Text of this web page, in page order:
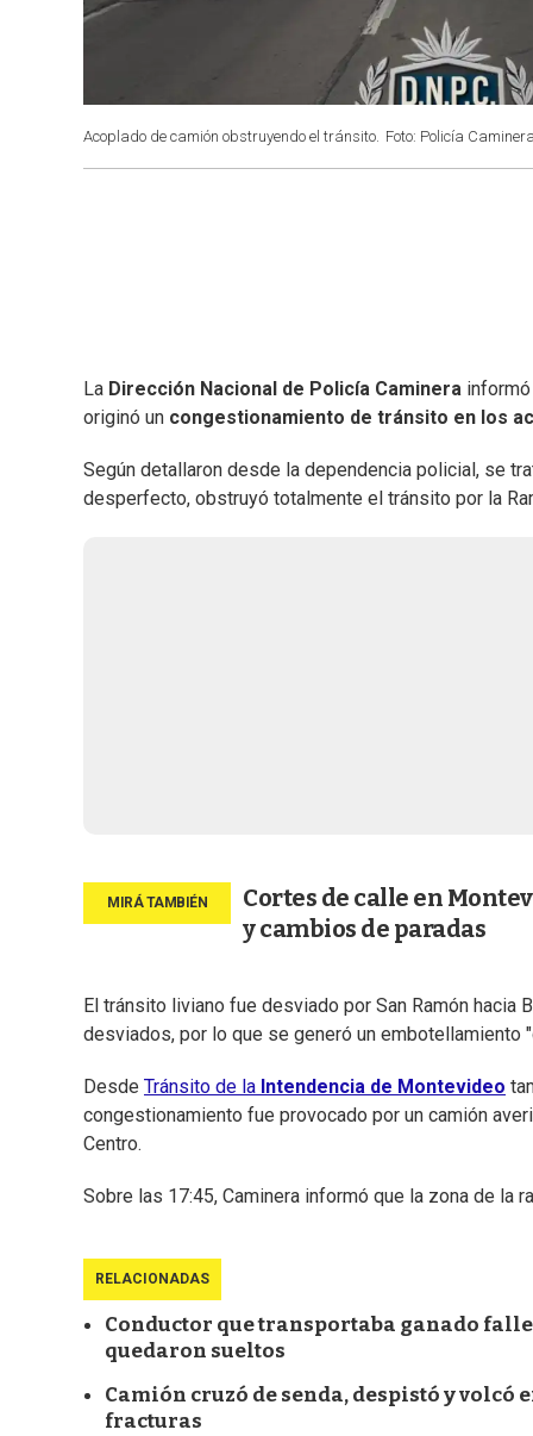
Acoplado de camión obstruyendo el tránsito. Foto: Policía Caminera
La Dirección Nacional de Policía Caminera
originó un congestionamiento de tránsito en los
Según detallaron desde la dependencia policial, se
desperfecto, obstruyó totalmente el tránsito por la
Cortes de calle en
y cambios de paradas
El tránsito liviano fue desviado por San Ramón
desviados, por lo que se generó un embotellamiento
Desde Tránsito de la Intendencia de Montevideo
congestionamiento fue provocado por un camión
Centro.
Sobre las 17:45, Caminera informó que la zona de la
RELACIONADAS
Conductor que transportaba ganado
quedaron sueltos
Camión cruzó de senda, despistó y
fracturas